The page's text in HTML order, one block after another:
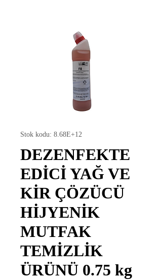
Stok kodu: 8.68E+12
DEZENFEKTE
EDİCİ YAĞ VE
KİR ÇÖZÜCÜ
HİJYENİK
MUTFAK
TEMİZLİK
ÜRÜNÜ 0.75 kg